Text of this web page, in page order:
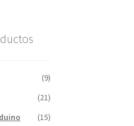
(9)
(21)
(15)